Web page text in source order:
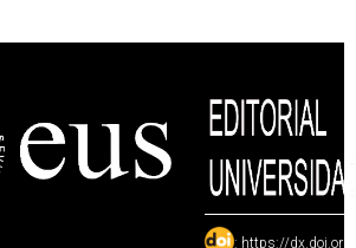
: https://